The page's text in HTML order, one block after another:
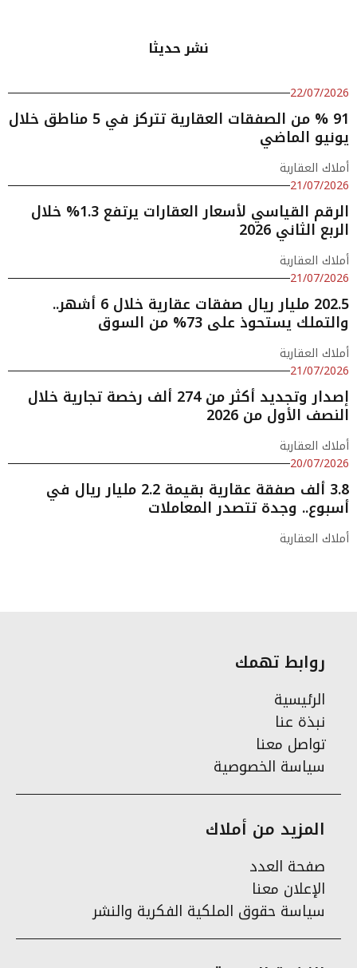
نشر حديثا
22/07/2026
91 % من الصفقات العقارية تتركز في 5 مناطق خلال
يونيو الماضي
أملاك العقارية
21/07/2026
الرقم القياسي لأسعار العقارات يرتفع 1.3% خلال
الربع الثاني 2026
أملاك العقارية
21/07/2026
202.5 مليار ريال صفقات عقارية خلال 6 أشهر..
والتملك يستحوذ على 73% من السوق
أملاك العقارية
21/07/2026
إصدار وتجديد أكثر من 274 ألف رخصة تجارية خلال
النصف الأول من 2026
أملاك العقارية
20/07/2026
3.8 ألف صفقة عقارية بقيمة 2.2 مليار ريال في
أسبوع.. وجدة تتصدر المعاملات
أملاك العقارية
روابط تهمك
الرئيسية
نبذة عنا
تواصل معنا
سياسة الخصوصية
المزيد من أملاك
صفحة العدد
الإعلان معنا
سياسة حقوق الملكية الفكرية والنشر